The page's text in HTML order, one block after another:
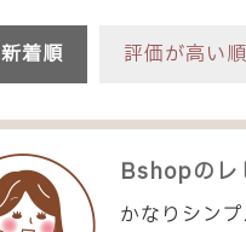
新着順 評価が高い順
Bshopの
かなりシン